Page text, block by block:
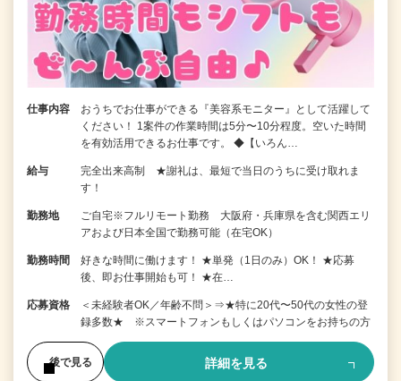
仕事内容
おうちでお仕事ができる『美容系モニター』として活躍して
ください！ 1案件の作業時間は5分〜10分程度。空いた時間
を有効活用できるお仕事です。 ◆【いろん…
給与
完全出来高制 ★謝礼は、最短で当日のうちに受け取れま
す！
勤務地
ご自宅※フルリモート勤務 大阪府・兵庫県を含む関西エリ
アおよび日本全国で勤務可能（在宅OK）
勤務時間
好きな時間に働けます！ ★単発（1日のみ）OK！ ★応募
後、即お仕事開始も可！ ★在…
応募資格
＜未経験者OK／年齢不問＞⇒★特に20代〜50代の女性の登
録多数★ ※スマートフォンもしくはパソコンをお持ちの方
後で見る 詳細を見る